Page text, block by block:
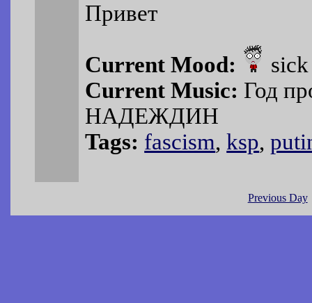
Привет
Current Mood:
sick
Current Music: Год
НАДЕЖДИН
Tags: fascism,ksp,
Previous Day